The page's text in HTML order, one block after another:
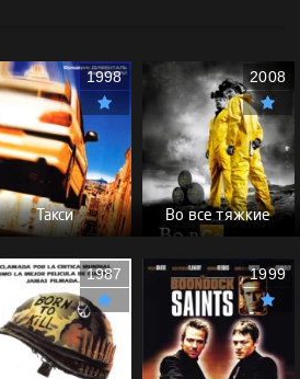
Такси
1998
Во все тяжкие
2008
1987 1999